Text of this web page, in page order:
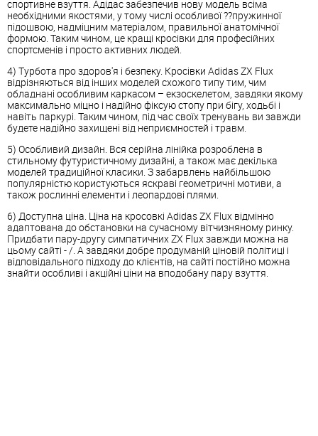
спортивне взуття. Адідас забезпечив нову модель всіма
необхідними якостями, у тому числі особливої ??пружинної
підошвою, надміцним матеріалом, правильної анатомічної
формою. Таким чином, це кращі кросівки для професійних
спортсменів і просто активних людей.
4) Турбота про здоров'я і безпеку. Кросівки Adidas ZX Flux
відрізняються від інших моделей схожого типу тим, чим
обладнані особливим каркасом – екзоскелетом, завдяки якому
максимально міцно і надійно фіксую стопу при бігу, ходьбі і
навіть паркурі. Таким чином, під час своїх тренувань ви завжди
будете надійно захищені від неприємностей і травм.
5) Особливий дизайн. Вся серійна лінійка розроблена в
стильному футуристичному дизайні, а також має декілька
моделей традиційної класики. З забарвлень найбільшою
популярністю користуються яскраві геометричні мотиви, а
також рослинні елементи і леопардові плями.
6) Доступна ціна. Ціна на кросовкі Adidas ZX Flux відмінно
адаптована до обстановки на сучасному вітчизняному ринку.
Придбати пару-другу симпатичних ZX Flux завжди можна на
цьому сайті - /. А завдяки добре продуманій ціновій політиці і
відповідального підходу до клієнтів, на сайті постійно можна
знайти особливі і акційні ціни на вподобану пару взуття.